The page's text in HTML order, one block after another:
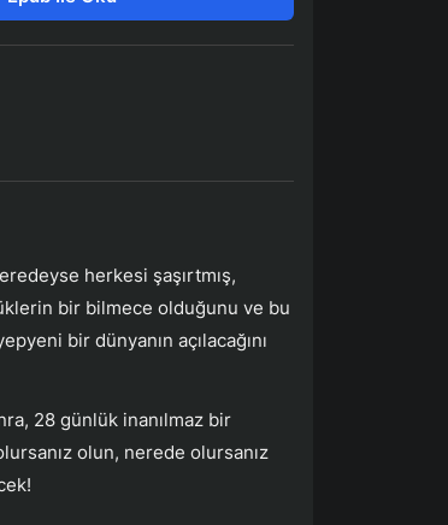
herkesi şaşırtmış,
bir bilmece olduğunu ve bu
bir dünyanın açılacağını
28 günlük inanılmaz bir
olun, nerede olursanız